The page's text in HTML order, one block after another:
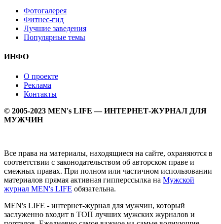
Фотогалерея
Фитнес-гид
Лучшие заведения
Популярные темы
ИНФО
О проекте
Реклама
Контакты
© 2005-2023 MEN's LIFE — ИНТЕРНЕТ-ЖУРНАЛ ДЛЯ
МУЖЧИН
Все права на материалы, находящиеся на сайте, охраняются в
соответствии с законодательством об авторском праве и
смежных правах. При полном или частичном использовании
материалов прямая активная гипперссылка на Мужской
журнал MEN's LIFE обязательна.
MEN's LIFE - интернет-журнал для мужчин, который
заслуженно входит в ТОП лучших мужских журналов и